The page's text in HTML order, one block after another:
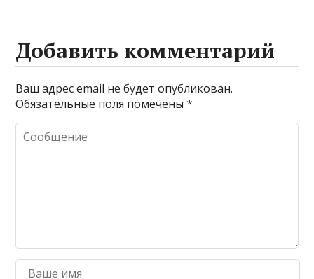
Добавить комментарий
Ваш адрес email не будет опубликован.
Обязательные поля помечены*